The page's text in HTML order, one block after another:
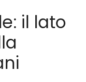
il lato